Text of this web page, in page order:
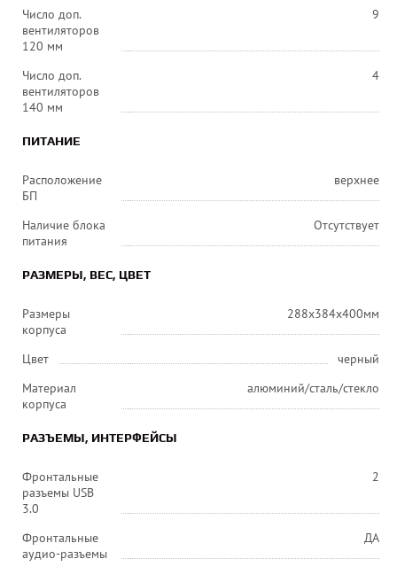
Число доп.
вентиляторов
120 мм
9
Число доп.
вентиляторов
140 мм
4
ПИТАНИЕ
Расположение
БП
верхнее
Наличие блока
питания
Отсутствует
РАЗМЕРЫ, ВЕС, ЦВЕТ
Размеры
корпуса
288x384x400мм
Цвет
черный
Материал
корпуса
алюминий/сталь/стекло
РАЗЪЕМЫ, ИНТЕРФЕЙСЫ
Фронтальные
разъемы USB
3.0
2
Фронтальные
аудио-разъемы
ДА